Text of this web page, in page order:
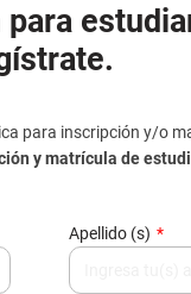
para inscripción y/o
y matrícula de
Apellido (s)